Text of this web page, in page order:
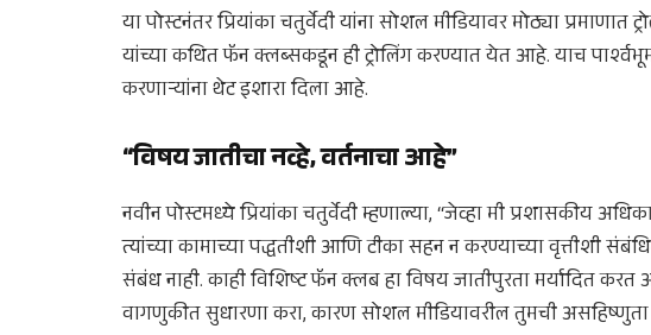
या पोस्टनंतर प्रियांका चतुर्वेदी यांना सोशल मीडियावर मोठ्या प्रमाणात
यांच्या कथित फॅन क्लब्सकडून ही ट्रोलिंग करण्यात येत आहे. याच
करणाऱ्यांना थेट इशारा दिला आहे.
“विषय जातीचा नव्हे, वर्तनाचा आहे”
नवीन पोस्टमध्ये प्रियांका चतुर्वेदी म्हणाल्या, “जेव्हा मी प्रशासकीय
त्यांच्या कामाच्या पद्धतीशी आणि टीका सहन न करण्याच्या वृत्तीशी
संबंध नाही. काही विशिष्ट फॅन क्लब हा विषय जातीपुरता मर्यादित
वागणुकीत सुधारणा करा, कारण सोशल मीडियावरील तुमची